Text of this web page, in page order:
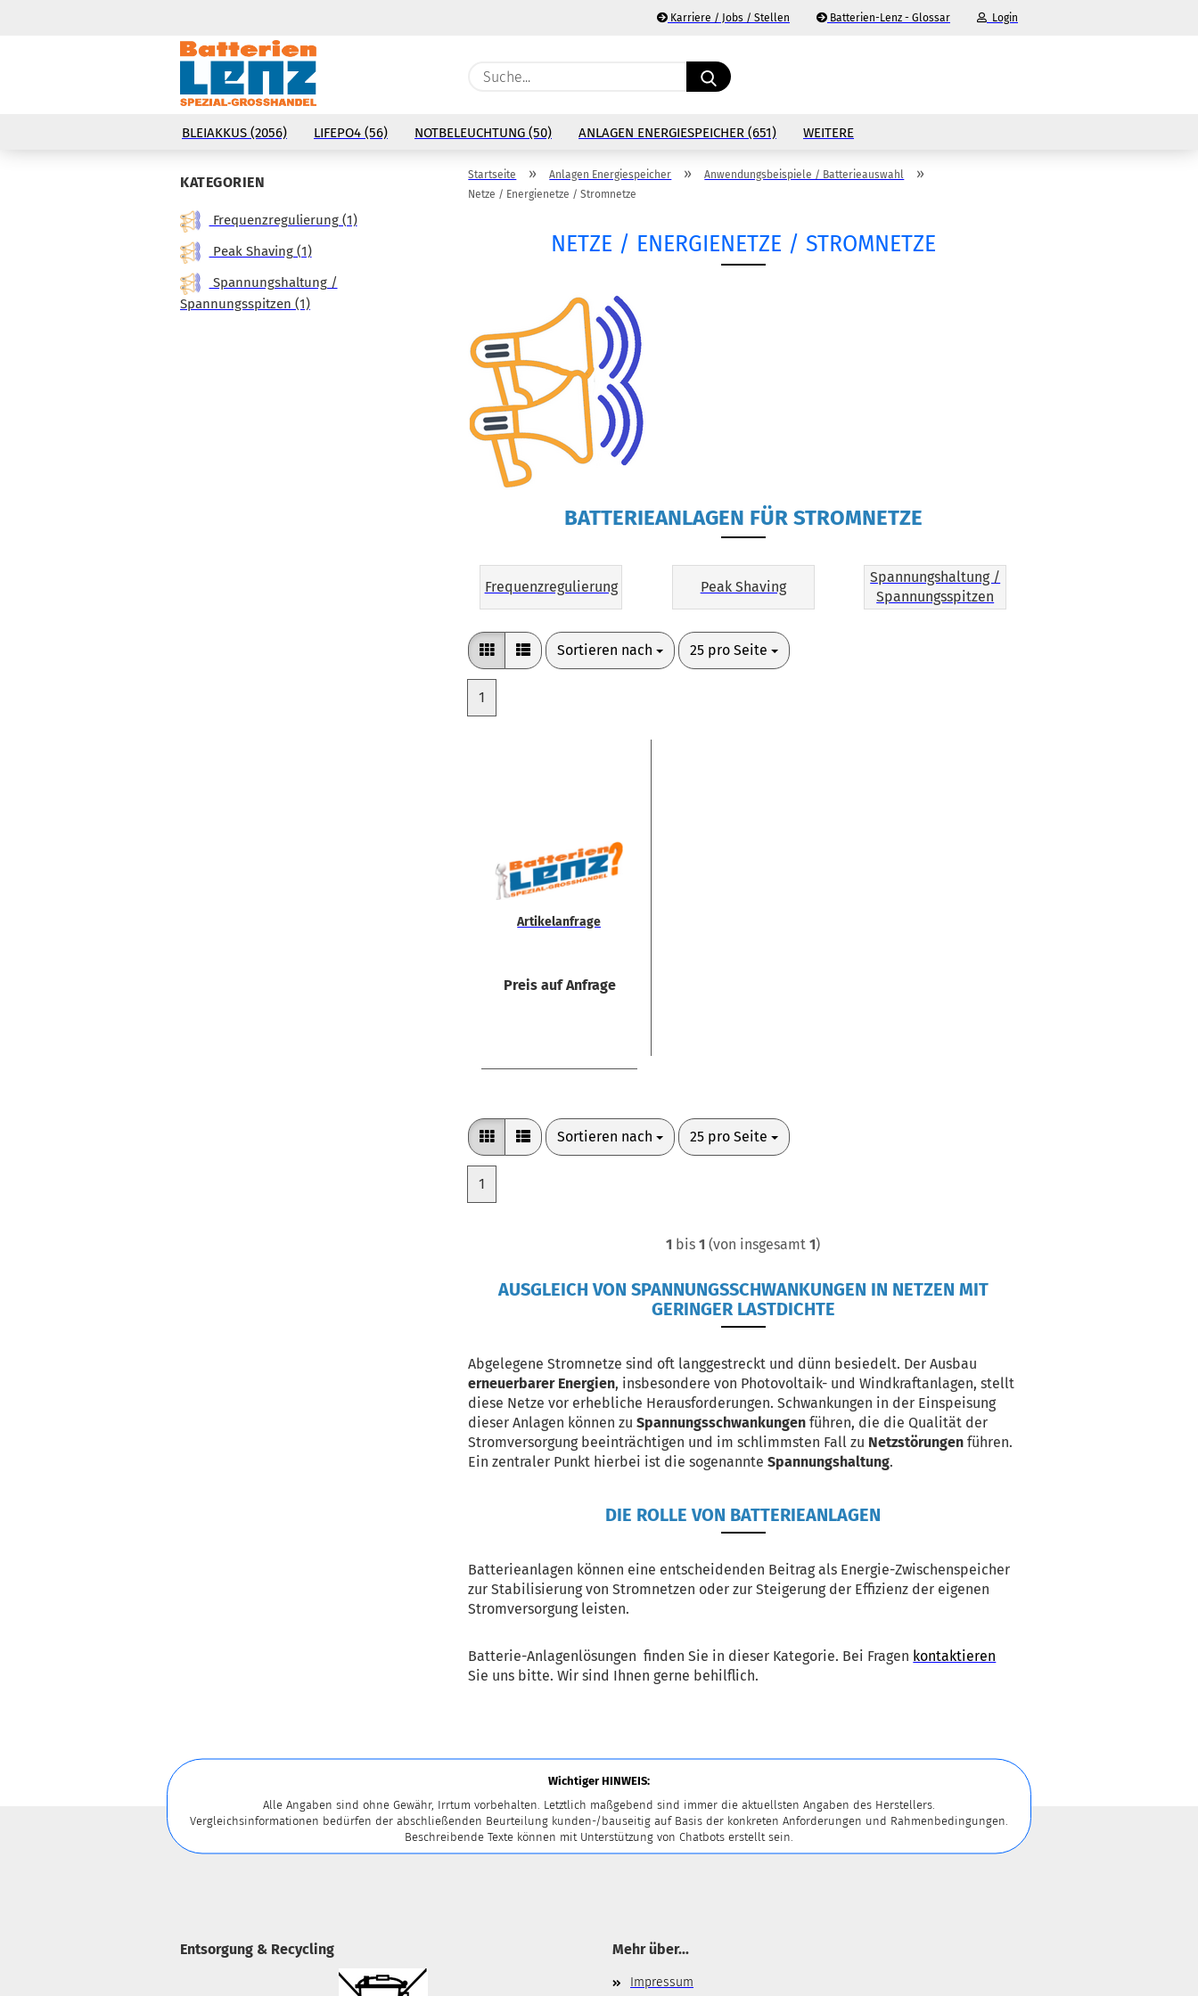
Karriere / Jobs / Stellen Batterien-Lenz - Glossar Login
Suche...
BLEIAKKUS (2056) LIFEPO4 (56) NOTBELEUCHTUNG (50) ANLAGEN ENERGIESPEICHER (651) WEITERE
Startseite » Anlagen Energiespeicher » Anwendungsbeispiele / Batterieauswahl »
Netze / Energienetze / Stromnetze
NETZE / ENERGIENETZE / STROMNETZE
BATTERIEANLAGEN FÜR STROMNETZE
Frequenzregulierung Peak Shaving
Spannungshaltung /
Spannungsspitzen
Sortieren nach
Sortieren nach 25 pro Seite
pro Seite
1
Ar­ti­kel­an­fra­ge
Preis auf Anfrage
Sortieren nach
Sortieren nach 25 pro Seite
pro Seite
1
1 bis1 (von insgesamt1)
AUSGLEICH VON SPANNUNGSSCHWANKUNGEN IN NETZEN MIT
GERINGER LASTDICHTE
Abgelegene Stromnetze sind oft langgestreckt und dünn besiedelt. Der Ausbau
erneuerbarer Energien, insbesondere von Photovoltaik- und Windkraftanlagen, stellt
diese Netze vor erhebliche Herausforderungen. Schwankungen in der Einspeisung
dieser Anlagen können zuSpannungsschwankungenführen, die die Qualität der
Stromversorgung beeinträchtigen und im schlimmsten Fall zu Netzstörungenführen.
Ein zentraler Punkt hierbei ist die sogenannteSpannungshaltung.
DIE ROLLE VON BATTERIEANLAGEN
Batterieanlagen können eine entscheidenden Beitrag als Energie-Zwischenspeicher
zur Stabilisierung von Stromnetzen oder zur Steigerung der Effizienz der eigenen
Stromversorgung leisten.
Batterie-Anlagenlösungen finden Sie in dieser Kategorie. Bei Fragen kontaktieren
Sie uns bitte. Wir sind Ihnen gerne behilflich.
KATEGORIEN
Frequenzregulierung (1)
Peak Shaving (1)
Spannungshaltung /
Spannungsspitzen (1)
Wichtiger HINWEIS:
Alle Angaben sind ohne Gewähr, Irrtum vorbehalten. Letztlich maßgebend sind immer die aktuellsten Angaben des Herstellers.
Vergleichsinformationen bedürfen der abschließenden Beurteilung kunden-/bauseitig auf Basis der konkreten Anforderungen und Rahmenbedingungen.
Beschreibende Texte können mit Unterstützung von Chatbots erstellt sein.
Entsorgung & Recycling Mehr über...
Impressum